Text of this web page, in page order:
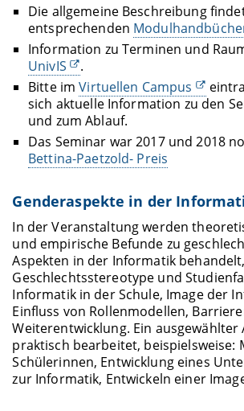
Die allgemeine Beschreibung
entsprechenden
Information zu Terminen und
UnivIS
.
Bitte imVirtuellen Campus
sich aktuelle Information zu den
und zum Ablauf.
Das Seminar war 2017 und 2018
Bettina-Paetzold- Preis
Genderaspekte in der
In der Veranstaltung werden
und empirische Befunde zu
Aspekten in der Informatik
Geschlechtsstereotype und
Informatik in der Schule, Image der
Einfluss von Rollenmodellen,
Weiterentwicklung. Ein ausgewählter
praktisch bearbeitet, beispielsweise:
Schülerinnen, Entwicklung eines
zur Informatik, Entwickeln einer